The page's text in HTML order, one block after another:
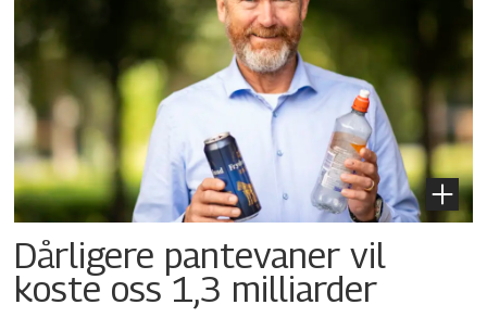
Dårligere pantevaner vil
koste oss 1,3 milliarder